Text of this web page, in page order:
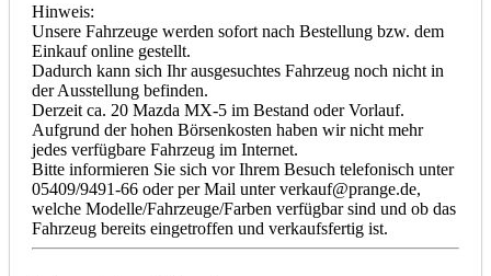
Hinweis:
Unsere Fahrzeuge werden sofort nach Bestellung bzw. dem
Einkauf online gestellt.
Dadurch kann sich Ihr ausgesuchtes Fahrzeug noch nicht in
der Ausstellung befinden.
Derzeit ca. 20 Mazda MX-5 im Bestand oder Vorlauf.
Aufgrund der hohen Börsenkosten haben wir nicht mehr
jedes verfügbare Fahrzeug im Internet.
Bitte informieren Sie sich vor Ihrem Besuch telefonisch unter
05409/9491-66 oder per Mail unter verkauf@prange.de,
welche Modelle/Fahrzeuge/Farben verfügbar sind und ob das
Fahrzeug bereits eingetroffen und verkaufsfertig ist.